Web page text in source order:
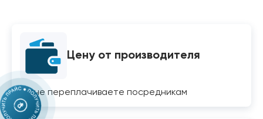
Цену от производителя
Вы не переплачиваете посредникам